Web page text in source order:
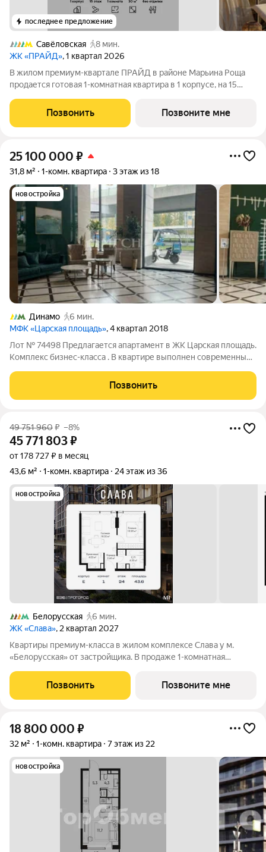
последнее предложение
Савёловская
8 мин.
ЖК «ПРАЙД», 1 квартал 2026
В жилом премиум-квартале ПРАЙД в районе Марьина Роща
продается готовая 1-комнатная квартира в 1 корпусе, на 15
PIONEER. Ключи в 2026 году. Площадь комнат: кухня-
Позвонить Позвоните мне
25 100 000 ₽
31,8 м² 1-комн. квартира 3 этаж из 18
новостройка
Динамо
6 мин.
МФК «Царская площадь», 4 квартал 2018
Лот № 74498 Предлагается апартамент в ЖК Царская площадь.
Комплекс бизнес-класса . В квартире выполнен современный
материалов ( паркет и керамогранит на полу), теплый пол в
ванной . Выполнена добротная
Позвонить
49 751 960₽ –8%
45 771 803₽
от 178 727 ₽ в месяц
43,6 м²
1-комн. квартира 24 этаж из 36
новостройка
Белорусская
6 мин.
ЖК «Слава», 2 квартал 2027
Квартиры премиум-класса в жилом комплексе Слава у м.
«Белорусская» от застройщика. В продаже 1-комнатная
Новый современный жилой комплекс премиум-класса Слава
расположен в той части центра,
Позвонить Позвоните мне
18 800 000 ₽
32 м² 1-комн. квартира 7 этаж из 22
новостройка